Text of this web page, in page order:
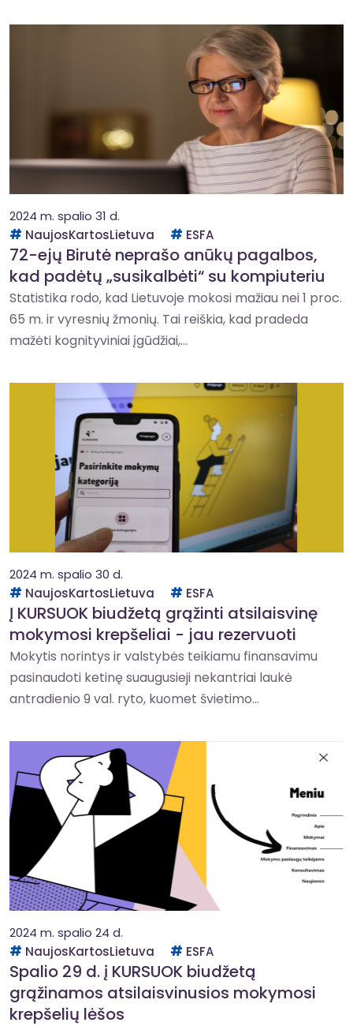
2024 m. spalio 31 d.
NaujosKartosLietuva
ESFA
72-ejų Birutė neprašo anūkų pagalbos,
kad padėtų „susikalbėti“ su kompiuteriu
Statistika rodo, kad Lietuvoje mokosi mažiau nei 1 proc.
65 m. ir vyresnių žmonių. Tai reiškia, kad pradeda
mažėti kognityviniai įgūdžiai,...
2024 m. spalio 30 d.
NaujosKartosLietuva
ESFA
Į KURSUOK biudžetą grąžinti atsilaisvinę
mokymosi krepšeliai - jau rezervuoti
Mokytis norintys ir valstybės teikiamu finansavimu
pasinaudoti ketinę suaugusieji nekantriai laukė
antradienio 9 val. ryto, kuomet švietimo...
2024 m. spalio 24 d.
NaujosKartosLietuva
ESFA
Spalio 29 d. į KURSUOK biudžetą
grąžinamos atsilaisvinusios mokymosi
krepšelių lėšos